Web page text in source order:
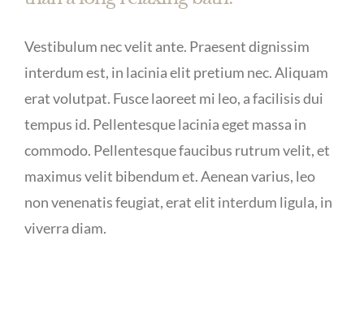
Vestibulum nec velit ante. Praesent dignissim
interdum est, in lacinia elit pretium nec. Aliquam
erat volutpat. Fusce laoreet mi leo, a facilisis dui
tempus id. Pellentesque lacinia eget massa in
commodo. Pellentesque faucibus rutrum velit, et
maximus velit bibendum et. Aenean varius, leo
non venenatis feugiat, erat elit interdum ligula, in
viverra diam.